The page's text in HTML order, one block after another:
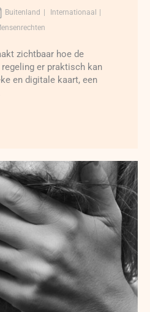
Buitenland
Internationaal
zichtbaar hoe de
er praktisch kan
en digitale kaart, een